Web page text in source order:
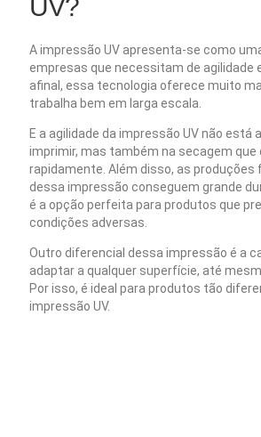
UV?
A impressão UV apresenta-se como
empresas que necessitam de agilidade
afinal, essa tecnologia oferece muito
trabalha bem em larga escala.
E a agilidade da impressão UV não está
imprimir, mas também na secagem que
rapidamente. Além disso, as produções
dessa impressão conseguem grande
é a opção perfeita para produtos que
condições adversas.
Outro diferencial dessa impressão é a
adaptar a qualquer superfície, até
Por isso, é ideal para produtos tão
impressão UV.